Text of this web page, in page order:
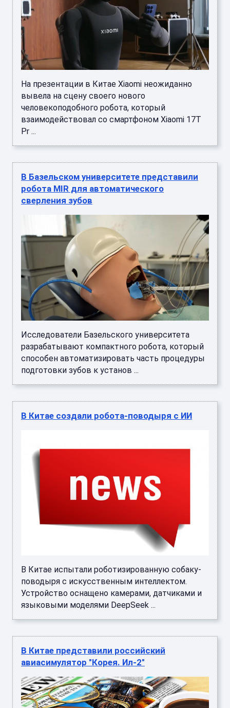
На презентации в Китае Xiaomi неожиданно
вывела на сцену своего нового
человекоподобного робота, который
взаимодействовал со смартфоном Xiaomi 17T
Pr ...
В Базельском университете представили
робота MIR для автоматического
сверления зубов
Исследователи Базельского университета
разрабатывают компактного робота, который
способен автоматизировать часть процедуры
подготовки зубов к установ ...
В Китае создали робота-поводыря с ИИ
В Китае испытали роботизированную собаку-
поводыря с искусственным интеллектом.
Устройство оснащено камерами, датчиками и
языковыми моделями DeepSeek ...
В Китае представили российский
авиасимулятор "Корея. Ил-2"